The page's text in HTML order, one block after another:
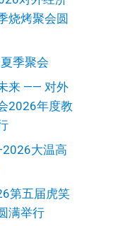
烧烤聚会圆
季聚会
来 —— 对外
2026年度教
大温高
第五届虎笑
满举行